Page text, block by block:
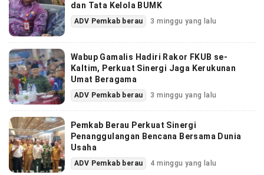
dan Tata Kelola BUMK
ADV Pemkab berau 3 minggu yang lalu
Wabup Gamalis Hadiri Rakor FKUB se-
Kaltim, Perkuat Sinergi Jaga Kerukunan
Umat Beragama
ADV Pemkab berau 3 minggu yang lalu
Pemkab Berau Perkuat Sinergi
Penanggulangan Bencana Bersama Dunia
Usaha
ADV Pemkab berau 4 minggu yang lalu